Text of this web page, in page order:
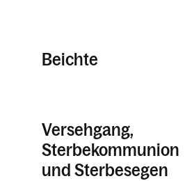
Beichte
Versehgang,
Sterbekommunion
und Sterbesegen